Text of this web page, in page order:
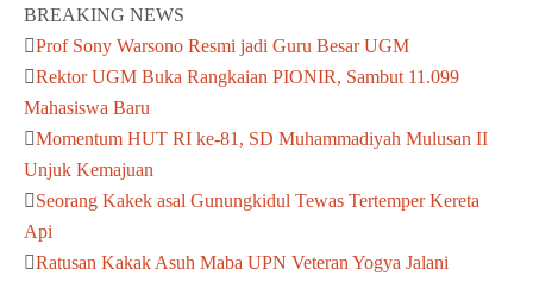
BREAKING NEWS
Prof Sony Warsono Resmi jadi Guru Besar UGM
Rektor UGM Buka Rangkaian PIONIR, Sambut 11.099
Mahasiswa Baru
Momentum HUT RI ke-81, SD Muhammadiyah Mulusan II
Unjuk Kemajuan
Seorang Kakek asal Gunungkidul Tewas Tertemper Kereta
Api
Ratusan Kakak Asuh Maba UPN Veteran Yogya Jalani